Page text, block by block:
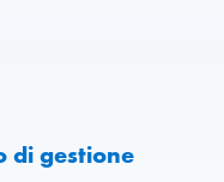
di gestione